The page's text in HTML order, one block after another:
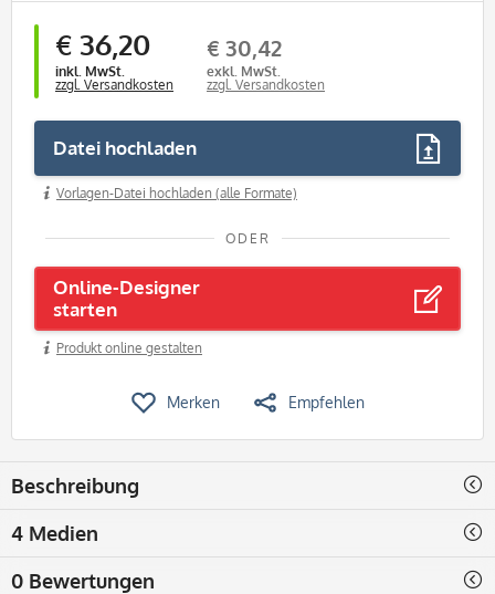
€ 36,20
inkl. MwSt.
zzgl. Versandkosten
€ 30,42
exkl. MwSt.
zzgl. Versandkosten
Datei hochladen
Vorlagen-Datei hochladen (alle Formate)
ODER
Online-Designer
starten
Produkt online gestalten
Merken Empfehlen
Beschreibung
4 Medien
0 Bewertungen